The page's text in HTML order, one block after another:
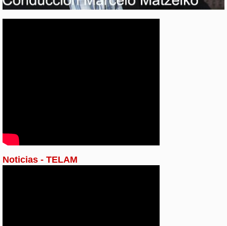
Noticias - TELAM